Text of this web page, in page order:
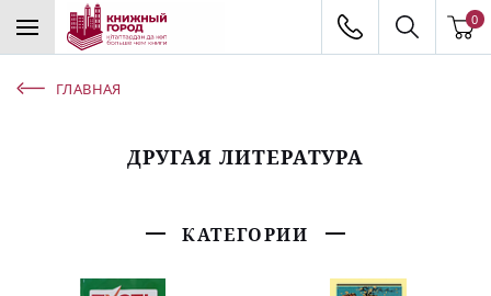
0
ГЛАВНАЯ
ДРУГАЯ ЛИТЕРАТУРА
КАТЕГОРИИ